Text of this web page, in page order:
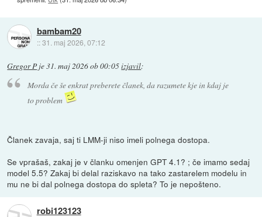
bambam20
::31. maj 2026, 07:12
Gregor P je31. maj 2026 ob 00:05izjavil:
Morda če še enkrat preberete članek, da razumete kje in kdaj je
to problem
Članek zavaja, saj ti LMM-ji niso imeli polnega dostopa.
Se vprašaš, zakaj je v članku omenjen GPT 4.1? ; če imamo sedaj
model 5.5? Zakaj bi delal raziskavo na tako zastarelem modelu in
mu ne bi dal polnega dostopa do spleta? To je nepošteno.
robi123123